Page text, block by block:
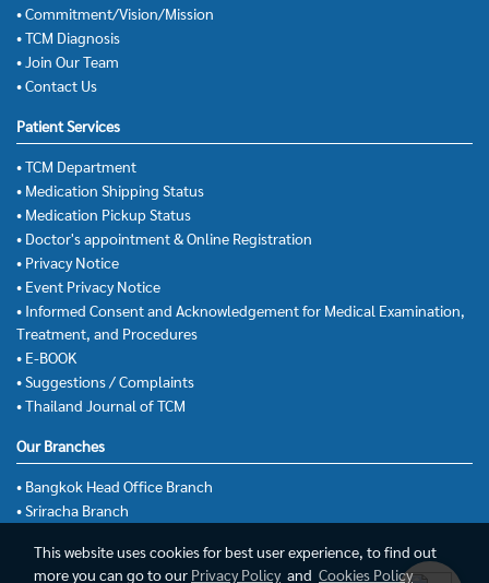
• Commitment/Vision/Mission
• TCM Diagnosis
• Join Our Team
• Contact Us
Patient Services
• TCM Department
• Medication Shipping Status
• Medication Pickup Status
• Doctor's appointment & Online Registration
• Privacy Notice
• Event Privacy Notice
• Informed Consent and Acknowledgement for Medical Examination,
Treatment, and Procedures
• E-BOOK
• Suggestions / Complaints
• Thailand Journal of TCM
Our Branches
• Bangkok Head Office Branch
• Sriracha Branch
This website uses cookies for best user experience, to find out
more you can go to our Privacy Policyand Cookies Policy